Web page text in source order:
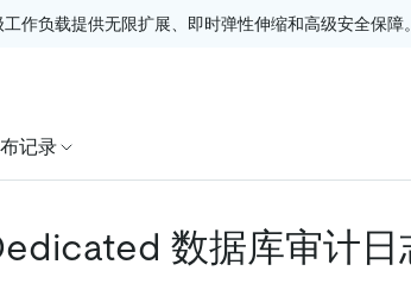
作负载提供无限扩展、即时弹性伸缩和高级安全保
记录
数据库审计日